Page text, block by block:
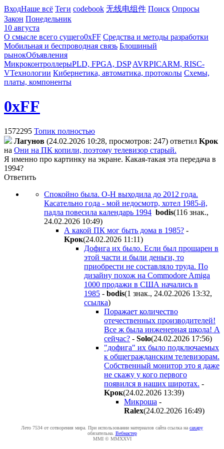
ВходНаше всё Теги codebook 无线电组件 Поиск Опросы
Закон Понедельник
10 августа
О смысле всего сущего0xFF Средства и методы разработки
Мобильная и беспроводная связь Блошиный
рынокОбъявления
МикроконтроллерыPLD, FPGA, DSP AVRPICARM, RISC-
VТехнологии Кибернетика, автоматика, протоколы Схемы,
платы, компоненты
0xFF
1572295 Топик полностью
Лaгyнoв (24.02.2026 10:28, просмотров: 247) ответил Kpoк
на Они на ПК копили, поэтому телевизор старый.
Я именно про картинку на экране. Какая-такая эта передача в
1994?
Ответить
Спокойно была. О-Н выходила до 2012 года.
Касательно года - мой недосмотр, хотел 1985-й,
падла повесила календарь 1994 bodis(116 знак.,
24.02.2026 10:49)
А какой ПК мог быть дома в 1985? -
Kpoк(24.02.2026 11:11)
Дофига их было. Если был прошарен в
этой части и были деньги, то
приобрести не составляло труда. По
дизайну похож на Commodore Amiga
1000 продажи в США начались в
1985 - bodis(1 знак., 24.02.2026 13:32,
ссылка)
Поражает количество
отечественных производителей!
Все ж была инженерная школа! А
сейчас? - Solo(24.02.2026 17:56)
"дофига" их было подключаемых
к общегражданским телевизорам.
Собственный монитор это я даже
не скажу у кого первого
появился в наших широтах. -
Kpoк(24.02.2026 13:39)
Микроша -
Ralex(24.02.2026 16:49)
Лето 7534 от сотворения мира. При использовании материалов сайта ссылка на caxapу
обязательна. Вебмастер
MMI © MMXXVI